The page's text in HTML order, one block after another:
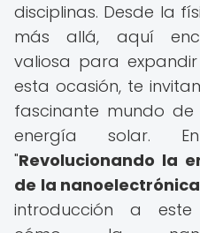
disciplinas. Desde la
más allá, aquí
valiosa para
esta ocasión, te
fascinante mundo
energía solar.
"Revolucionando la
de la nanoelectrónica
introducción a este